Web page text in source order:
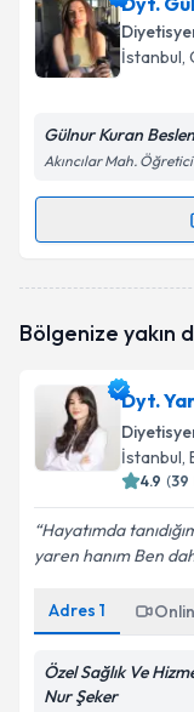
İstanbul,
Gülnur Kuran
Akıncılar Mah.
Randevu
oluşturun.
E-posta
Kişisel
Metni'ni
Bölgenize yakın
Dyt.
İstanbul,
4.9 (39
Hayatımda
yaren hanım Ben
Adres 1
Özel Sağlık Ve
Nur Şeker